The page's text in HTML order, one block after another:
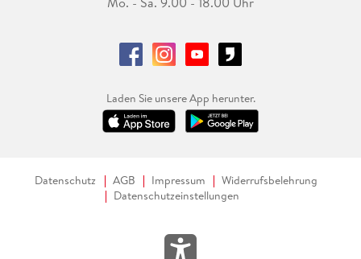
Laden Sie unsere App herunter.
Datenschutz AGB Impressum
Widerrufsbelehrung
Datenschutzeinstellungen